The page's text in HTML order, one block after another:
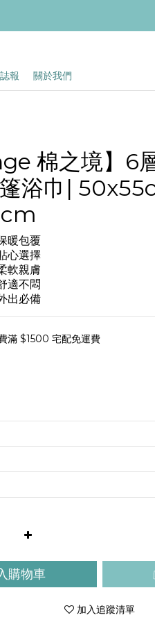
報 關於我們
棉之境】6
浴巾|
暖包覆
心選擇
軟親膚
適不悶
出必備
滿 $1500 宅配免運費
購物車
加入追蹤清單